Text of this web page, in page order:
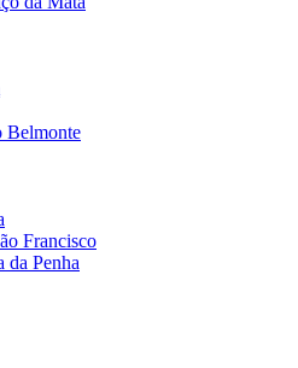
Belmonte
Francisco
da Penha